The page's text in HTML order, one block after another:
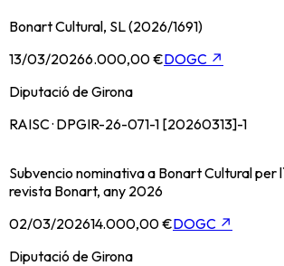
Bonart Cultural, SL (2026/1691)
13/03/20266.000,00 €DOGC ↗
Diputació de Girona
RAISC · DPGIR-26-071-1 [20260313]-1
Subvencio nominativa a Bonart Cultural per
revista Bonart, any 2026
02/03/202614.000,00 €DOGC ↗
Diputació de Girona